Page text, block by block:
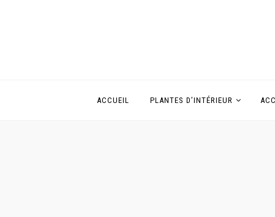
ACCUEIL PLANTES D’INTÉRIEUR